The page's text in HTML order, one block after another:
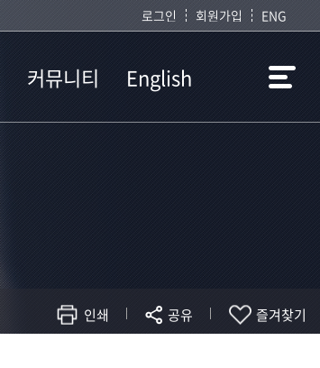
로그인 회원가입 ENG
처
커뮤니티
취업정보
질문과답변
서식모음
관련사이트
설문조사
English
Introduction
인쇄 공유 즐겨찾기